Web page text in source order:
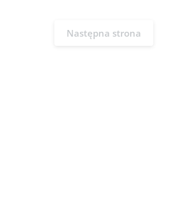
Następna strona